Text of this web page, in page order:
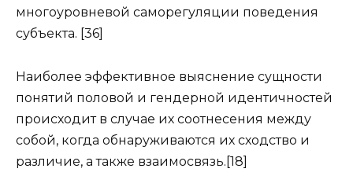
многоуровневой саморегуляции поведения
субъекта. [36]
Наиболее эффективное выяснение сущности
понятий половой и гендерной идентичностей
происходит в случае их соотнесения между
собой, когда обнаруживаются их сходство и
различие, а также взаимосвязь.[18]